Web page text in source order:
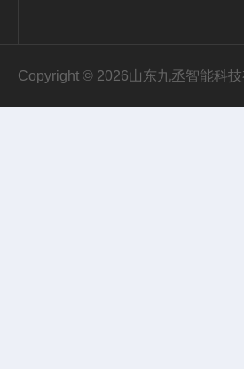
Copyright © 2026山东九丞智能科